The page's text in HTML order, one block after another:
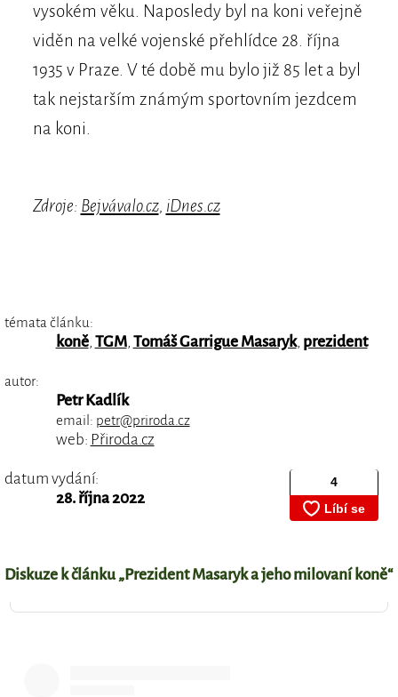
vysokém věku. Naposledy byl na koni veřejně
viděn na velké vojenské přehlídce 28. října
1935 v Praze. V té době mu bylo již 85 let a byl
tak nejstarším známým sportovním jezdcem
na koni.
Zdroje: Bejvávalo.cz, iDnes.cz
témata článku:
koně, TGM, Tomáš Garrigue Masaryk, prezident
autor:
Petr Kadlík
email: petr@priroda.cz
web: Přiroda.cz
datum vydání:
28. října 2022
Diskuze k článku „Prezident Masaryk a jeho milovaní koně“